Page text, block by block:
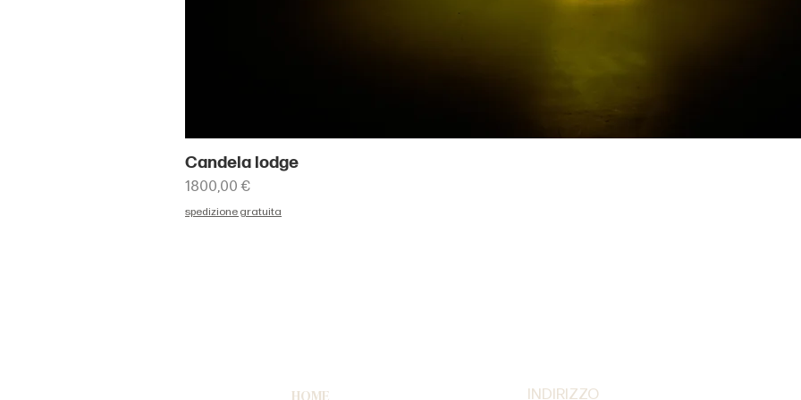
Candela lodge
Prezzo
1800,00 €
spedizione gratuita
HOME INDIRIZZO